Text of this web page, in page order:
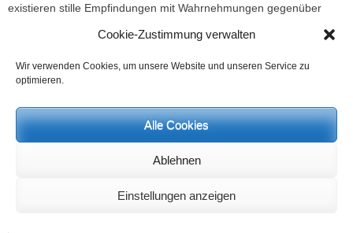
Cookie-Zustimmung verwalten
Wir verwenden Cookies, um unsere Website und unseren Service zu
optimieren.
Alle Cookies
Ablehnen
Einstellungen anzeigen
existieren stille Empfindungen mit Wahrnehmungen gegenüber